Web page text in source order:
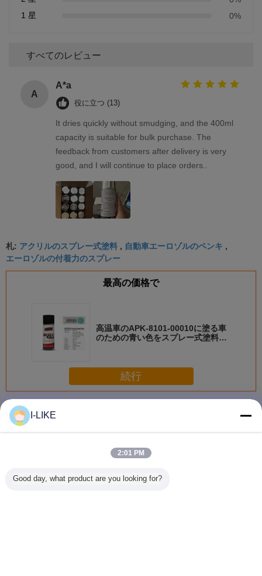
1 星
0%
すべてのレビュー
A
A*a
役に立つ (13)
It dries quickly without smudging, and the 400ml
capacity is suitable for bulk purchase. The
feedback from customers after delivery is very
good, and I will continue to place orders..
札: アクリルのスプレー式塗料 , 自動車エーロゾルのペンキ ,
エーロゾルの付着力のスプレー
最高の価格で
高温車のAPK-8101-00010に塗る車
のための青い色をスプレー式塗料た
続行
多くスプレーのペンキ
衝撃耐性 快速乾燥
金属やプラスチッ
防水 2k エアゾー
ル スプレー ペイ
I-LIKE
2:01 PM
Good day, what product are you looking for?